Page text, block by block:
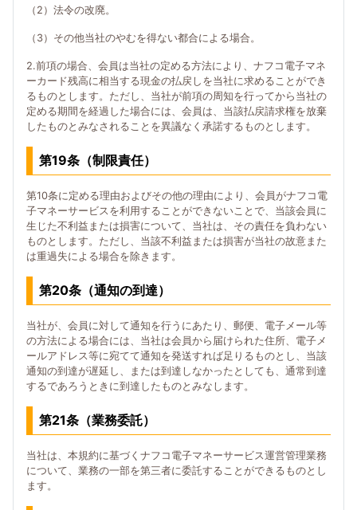
（2）法令の改廃。
（3）その他当社のやむを得ない都合による場合。
2.前項の場合、会員は当社の定める方法により、ナフコ電子マネ
ーカード残高に相当する現金の払戻しを当社に求めることができ
るものとします。ただし、当社が前項の周知を行ってから当社の
定める期間を経過した場合には、会員は、当該払戻請求権を放棄
したものとみなされることを異議なく承諾するものとします。
第19条（制限責任）
第10条に定める理由およびその他の理由により、会員がナフコ電
子マネーサービスを利用することができないことで、当該会員に
生じた不利益または損害について、当社は、その責任を負わない
ものとします。ただし、当該不利益または損害が当社の故意また
は重過失による場合を除きます。
第20条（通知の到達）
当社が、会員に対して通知を行うにあたり、郵便、電子メール等
の方法による場合には、当社は会員から届けられた住所、電子メ
ールアドレス等に宛てて通知を発送すれば足りるものとし、当該
通知の到達が遅延し、または到達しなかったとしても、通常到達
するであろうときに到達したものとみなします。
第21条（業務委託）
当社は、本規約に基づくナフコ電子マネーサービス運営管理業務
について、業務の一部を第三者に委託することができるものとし
ます。